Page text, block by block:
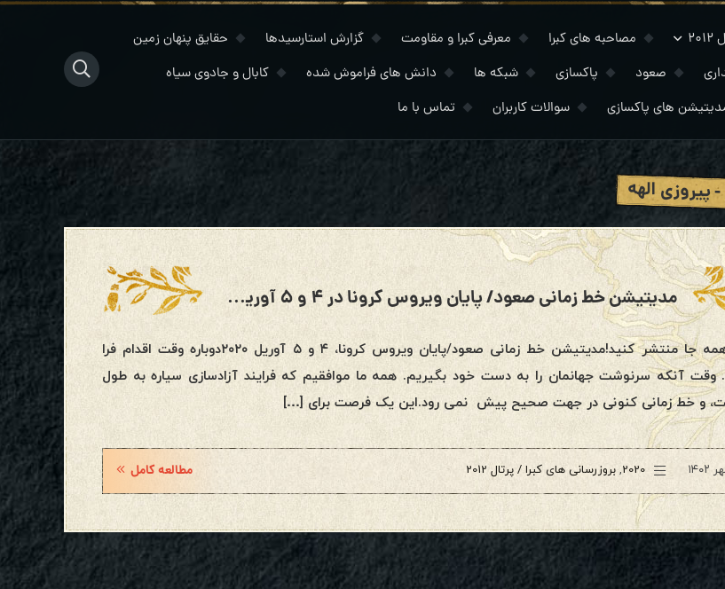
مصاحبه های کبرا معرفی کبرا و مقاومت گزارش استارسیدها
حقایق پنهان زمین
صعود پاکسازی شبکه ها دانش های فراموش شده
کابال و جادوی سیاه
های پاکسازی سوالات کاربران تماس با ما
الهه
مدیتیشن خط زمانی صعود/ پایان ویروس کرونا در ۴ و ۵ آوریل ۲۰۲۰ سه شنبه، ۳ مارس ۲۰۲۰
این خبر را همه جا منتشر کنید!مدیتیشن خط زمانی صعود/پایان ویروس کرونا، ۴ و ۵ آوریل ۲۰۲۰دوباره وقت اقدام فرا
آنکه سرنوشت جهانمان را به دست خود بگیریم. همه ما موافقیم که فرایند آزادسازی سیاره به طول
و خط زمانی کنونی در جهت صحیح پیش نمی رود.این یک فرصت برای […]
2020
, بروزرسانی های کبرا / پرتال 2012 مطالعه کامل